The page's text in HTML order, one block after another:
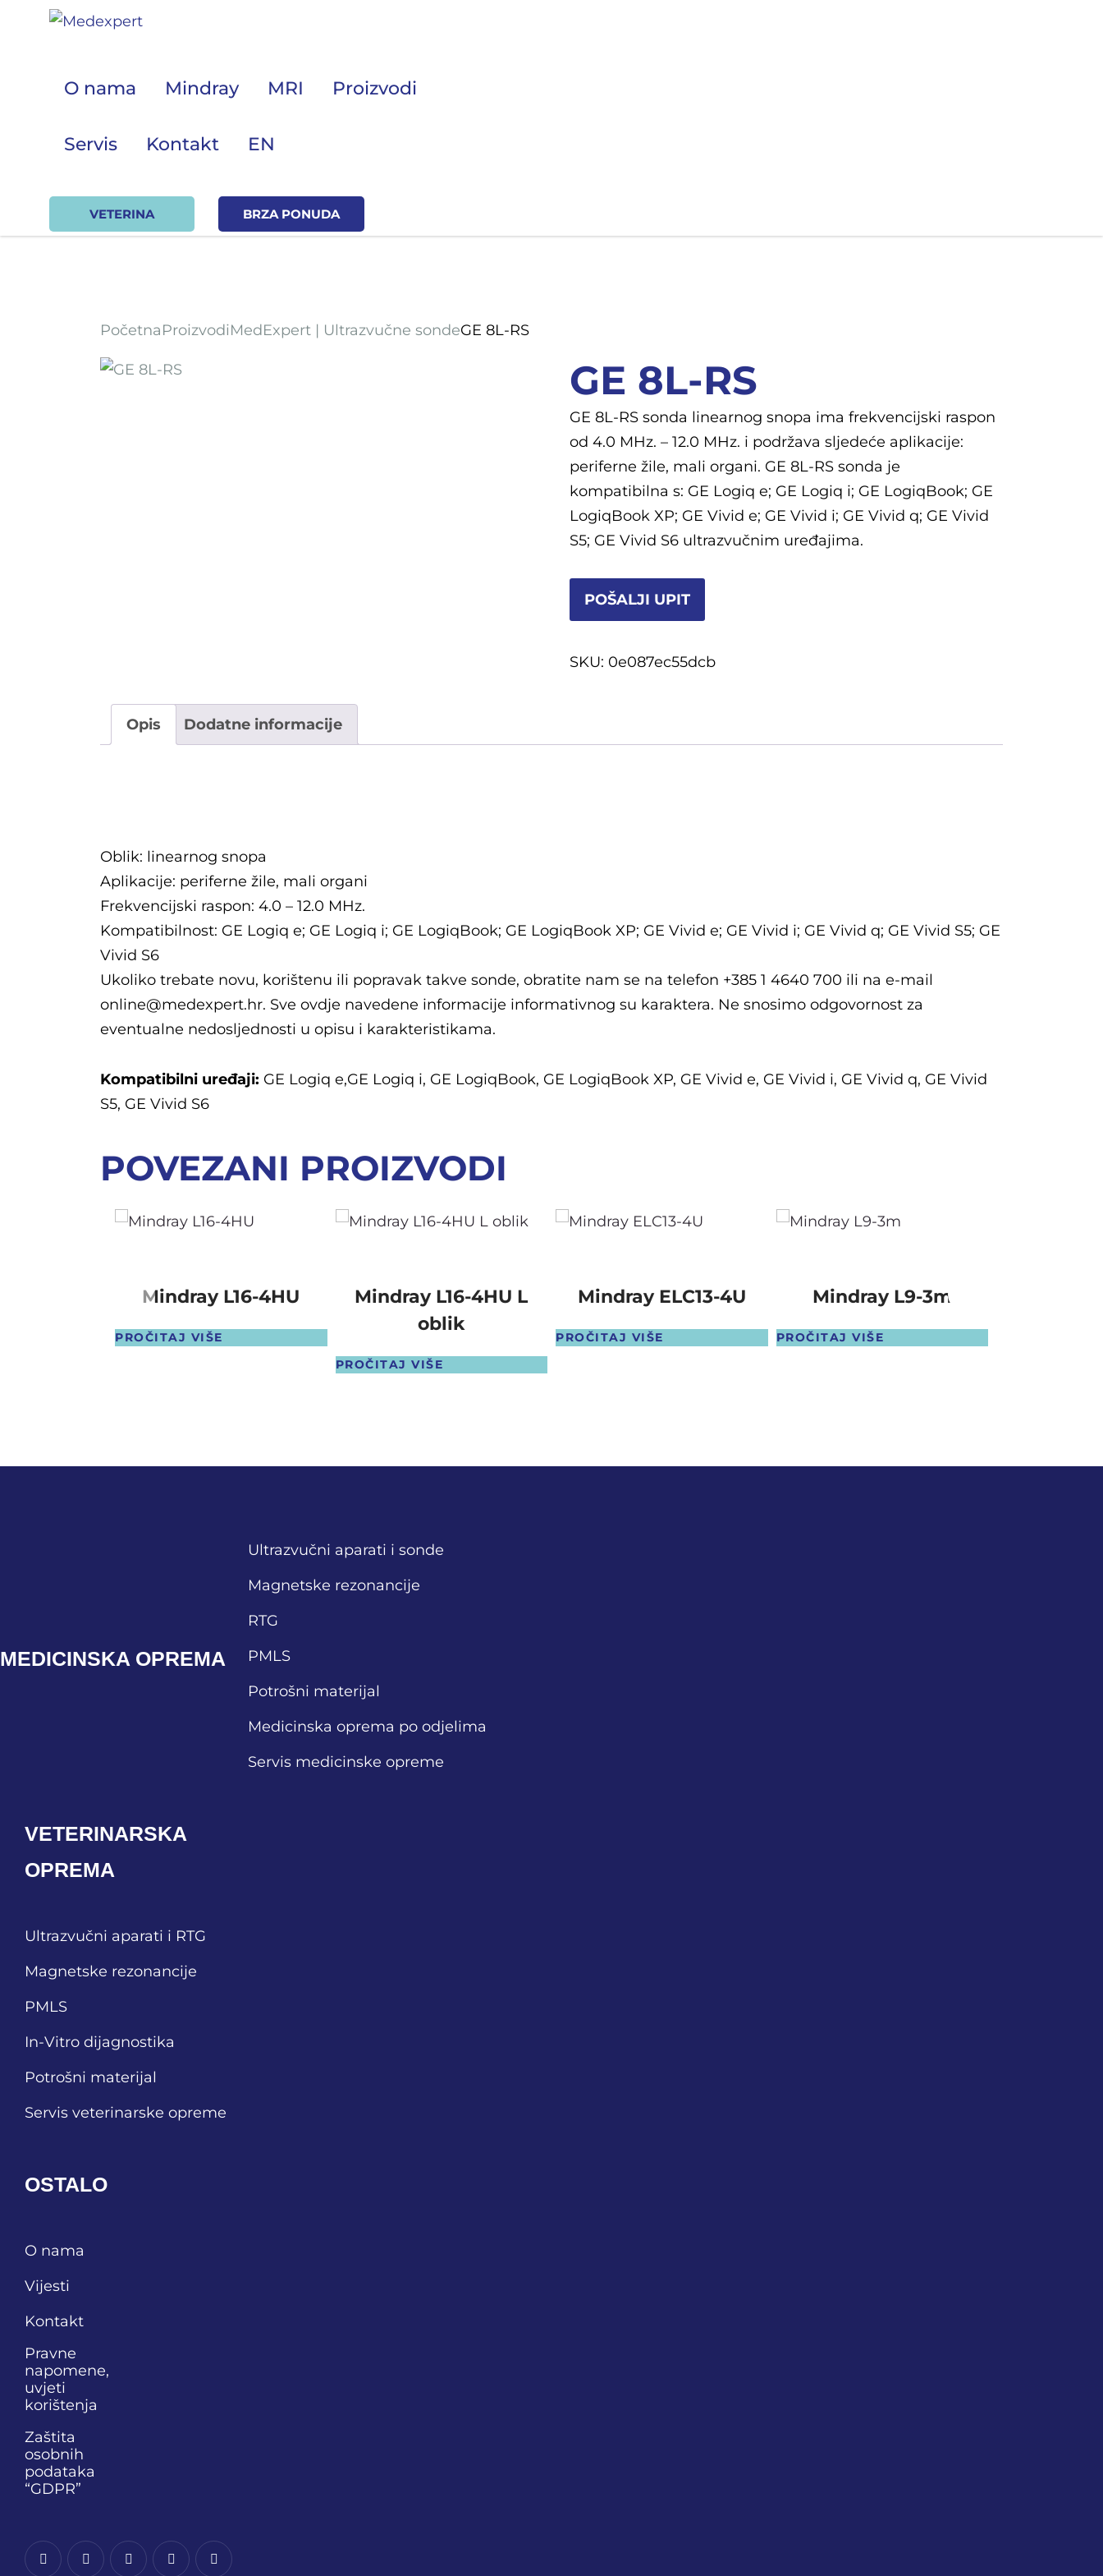
O nama Mindray MRI Proizvodi
Servis Kontakt EN
VETERINA BRZA PONUDA
PočetnaProizvodiMedExpert | Ultrazvučne sondeGE 8L-RS
GE 8L-RS
GE 8L-RS sonda linearnog snopa ima frekvencijski raspon
od 4.0 MHz. – 12.0 MHz. i podržava sljedeće aplikacije:
periferne žile, mali organi. GE 8L-RS sonda je
kompatibilna s: GE Logiq e; GE Logiq i; GE LogiqBook; GE
LogiqBook XP; GE Vivid e; GE Vivid i; GE Vivid q; GE Vivid
S5; GE Vivid S6 ultrazvučnim uređajima.
POŠALJI UPIT
SKU: 0e087ec55dcb
Opis Dodatne informacije
Oblik: linearnog snopa
Aplikacije: periferne žile, mali organi
Frekvencijski raspon: 4.0 – 12.0 MHz.
Kompatibilnost: GE Logiq e; GE Logiq i; GE LogiqBook; GE LogiqBook XP; GE Vivid e; GE Vivid i; GE Vivid q; GE Vivid S5; GE
Vivid S6
Ukoliko trebate novu, korištenu ili popravak takve sonde, obratite nam se na telefon +385 1 4640 700 ili na e-mail
online@medexpert.hr. Sve ovdje navedene informacije informativnog su karaktera. Ne snosimo odgovornost za
eventualne nedosljednosti u opisu i karakteristikama.
Kompatibilni uređaji: GE Logiq e,GE Logiq i, GE LogiqBook, GE LogiqBook XP, GE Vivid e, GE Vivid i, GE Vivid q, GE Vivid
S5, GE Vivid S6
POVEZANI PROIZVODI
Mindray L16-4HU
PROČITAJ VIŠE
Mindray L16-4HU L
oblik
PROČITAJ VIŠE
Mindray ELC13-4U
PROČITAJ VIŠE
Mindray L9-3m
PROČITAJ VIŠE
MEDICINSKA OPREMA
Ultrazvučni aparati i sonde
Magnetske rezonancije
RTG
PMLS
Potrošni materijal
Medicinska oprema po odjelima
Servis medicinske opreme
VETERINARSKA
OPREMA
Ultrazvučni aparati i RTG
Magnetske rezonancije
PMLS
In-Vitro dijagnostika
Potrošni materijal
Servis veterinarske opreme
OSTALO
O nama
Vijesti
Kontakt
Pravne
napomene,
uvjeti
korištenja
Zaštita
osobnih
podataka
“GDPR”
phone mail- facebooklinkedinyoutube
ULTRAZVUK
SERVIS
OSTALI UREĐAJI I OPREMA